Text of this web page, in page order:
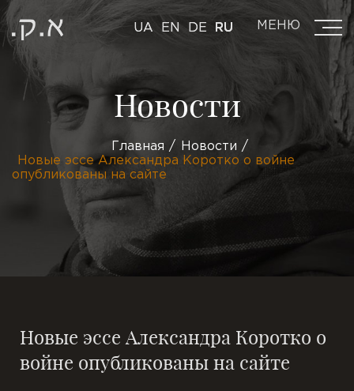
UA EN DE RU МЕНЮ
Новости
Главная
Новости
Новые эссе Александра Коротко о войне
опубликованы на сайте
Новые эссе Александра Коротко о
войне опубликованы на сайте